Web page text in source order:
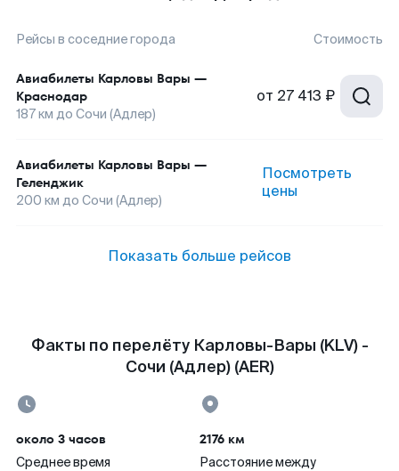
Рейсы в соседние города Стоимость
Авиабилеты Карловы Вары —
Краснодар
187км до Сочи (Адлер)
от 27 413 ₽
Авиабилеты Карловы Вары —
Геленджик
200 км до Сочи (Адлер)
Посмотреть
цены
Показать больше рейсов
Факты по перелёту Карловы-Вары (KLV) -
Сочи (Адлер) (AER)
около 3 часов
Среднее время
2176 км
Расстояние между